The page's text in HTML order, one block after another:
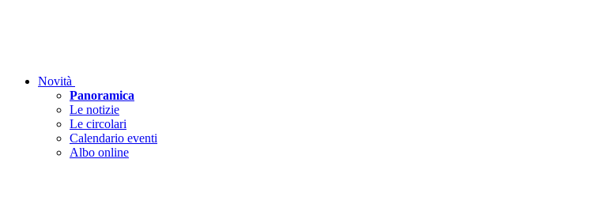
Novità
Panoramica
Le notizie
Le circolari
Calendario eventi
Albo online